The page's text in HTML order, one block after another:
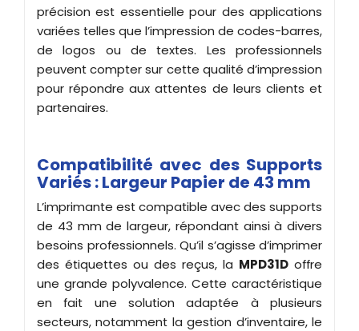
précision est essentielle pour des applications
variées telles que l’impression de codes-barres,
de logos ou de textes. Les professionnels
peuvent compter sur cette qualité d’impression
pour répondre aux attentes de leurs clients et
partenaires.
Compatibilité avec des Supports
Variés : Largeur Papier de 43 mm
L’imprimante est compatible avec des supports
de 43 mm de largeur, répondant ainsi à divers
besoins professionnels. Qu’il s’agisse d’imprimer
des étiquettes ou des reçus, la MPD31D offre
une grande polyvalence. Cette caractéristique
en fait une solution adaptée à plusieurs
secteurs, notamment la gestion d’inventaire, le